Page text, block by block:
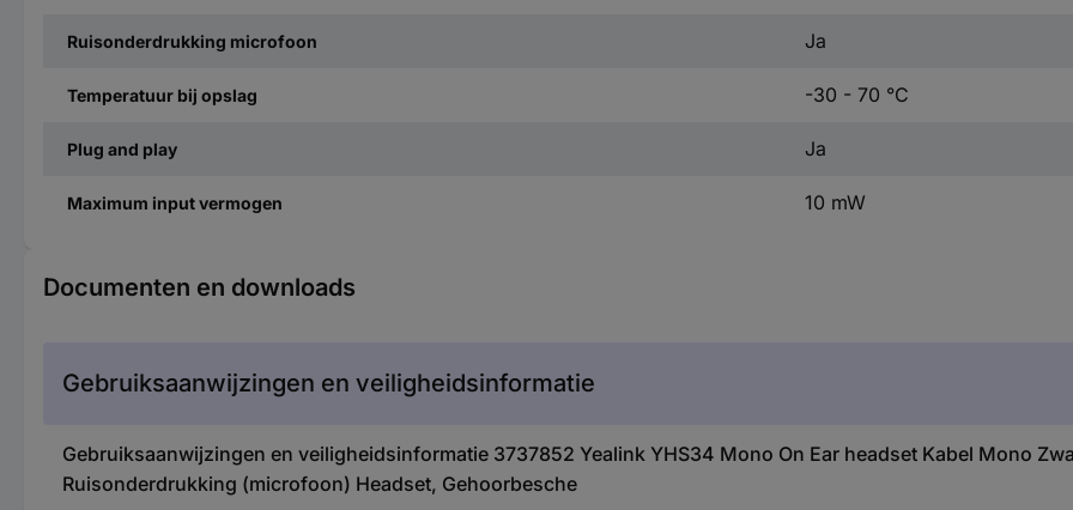
Ruisonderdrukking microfoon Ja
Temperatuur bij opslag -30 - 70 °C
Plug and play Ja
Maximum input vermogen 10 mW
Documenten en downloads
Gebruiksaanwijzingen en veiligheidsinformatie
Gebruiksaanwijzingen en veiligheidsinformatie 3737852 Yealink YHS34 Mono On Ear headset Kabel Mono
Ruisonderdrukking (microfoon) Headset, Gehoorbesche